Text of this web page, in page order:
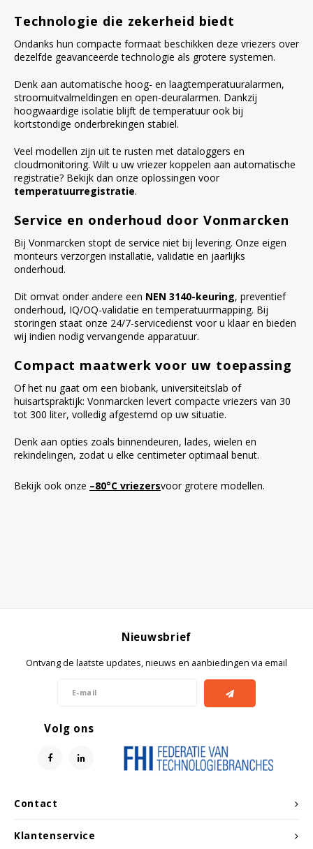
Technologie die zekerheid biedt
Ondanks hun compacte formaat beschikken deze vriezers over
dezelfde geavanceerde technologie als grotere systemen.
Denk aan automatische hoog- en laagtemperatuuralarmen,
stroomuitvalmeldingen en open-deuralarmen. Dankzij
hoogwaardige isolatie blijft de temperatuur ook bij
kortstondige onderbrekingen stabiel.
Veel modellen zijn uit te rusten met dataloggers en
cloudmonitoring. Wilt u uw vriezer koppelen aan automatische
registratie? Bekijk dan onze oplossingen voor
temperatuurregistratie.
Service en onderhoud door Vonmarcken
Bij Vonmarcken stopt de service niet bij levering. Onze eigen
monteurs verzorgen installatie, validatie en jaarlijks
onderhoud.
Dit omvat onder andere een NEN 3140-keuring, preventief
onderhoud, IQ/OQ-validatie en temperatuurmapping. Bij
storingen staat onze 24/7-servicedienst voor u klaar en bieden
wij indien nodig vervangende apparatuur.
Compact maatwerk voor uw toepassing
Of het nu gaat om een biobank, universiteitslab of
huisartspraktijk: Vonmarcken levert compacte vriezers van 30
tot 300 liter, volledig afgestemd op uw situatie.
Denk aan opties zoals binnendeuren, lades, wielen en
rekindelingen, zodat u elke centimeter optimaal benut.
Bekijk ook onze –80°C vriezersvoor grotere modellen.
Contact
Nieuwsbrief
Ontvang de laatste updates, nieuws en aanbiedingen via email
Volg ons
Klantenservice